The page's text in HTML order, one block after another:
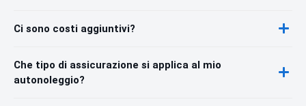
Ci sono costi aggiuntivi?
Che tipo di assicurazione si applica al mio
autonoleggio?